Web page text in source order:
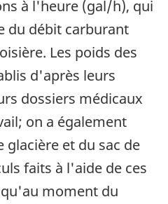
à l'heure (gal/h), qui
du débit carburant
Les poids des
d'après leurs
dossiers médicaux
on a également
et du sac de
faits à l'aide de ces
moment du